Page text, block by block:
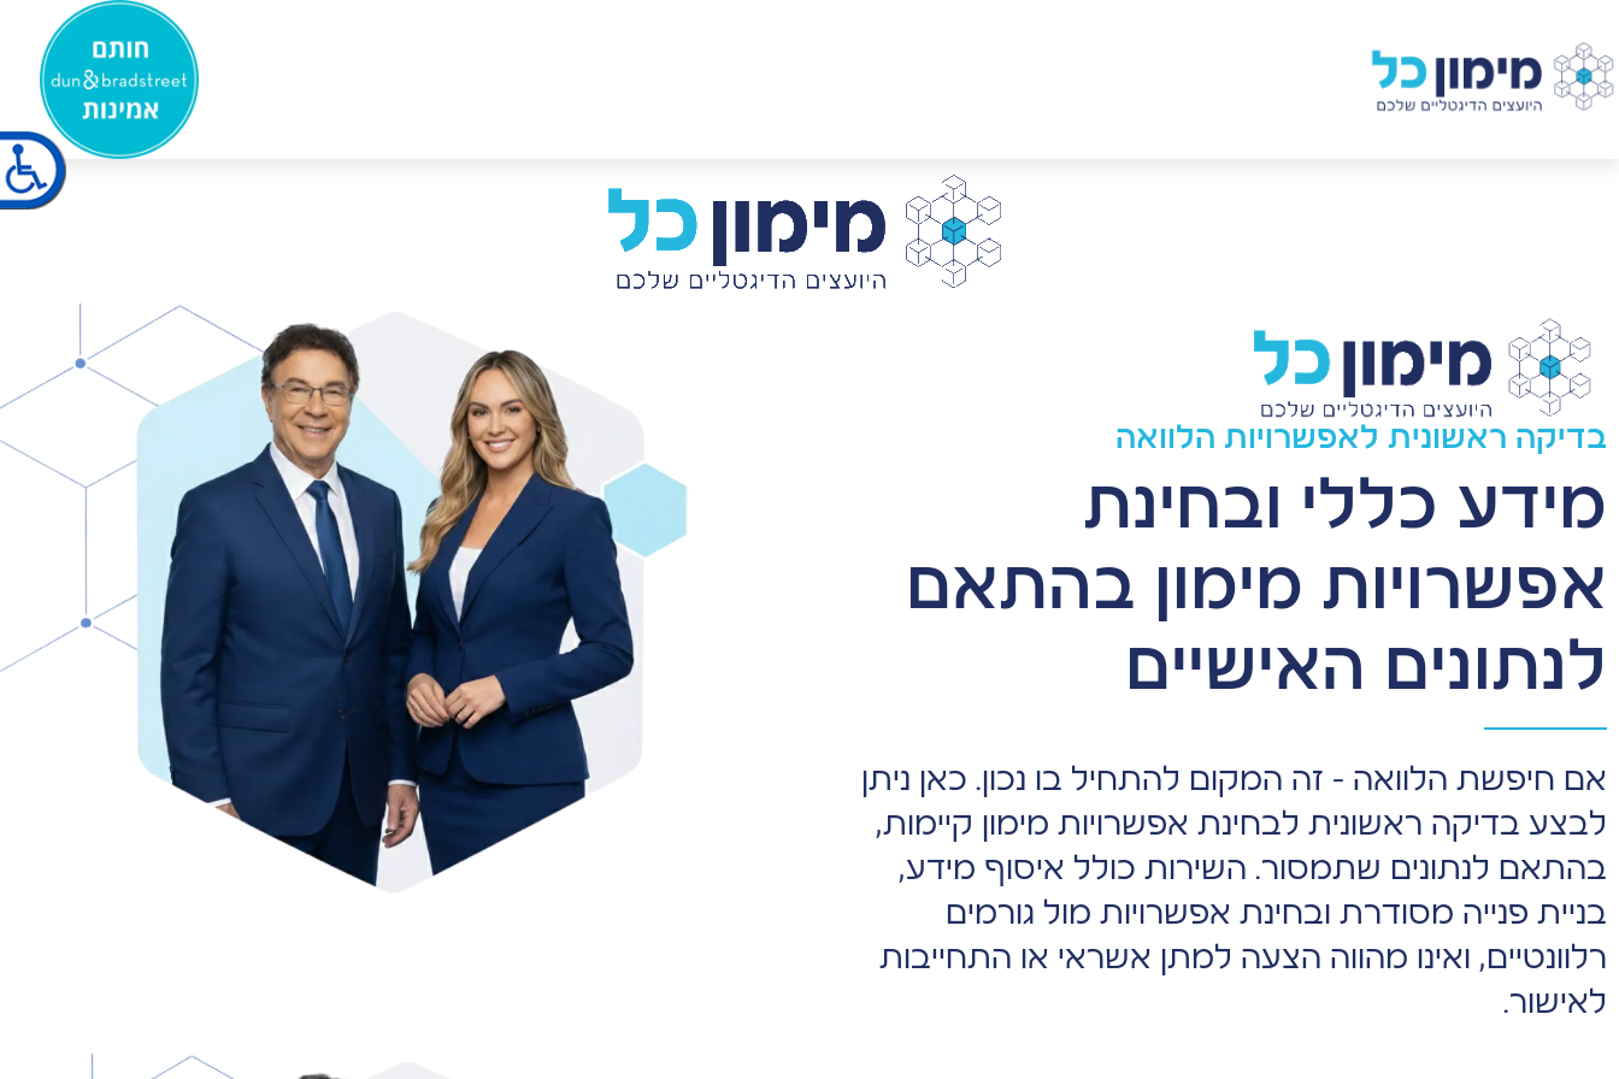
בדיקה ראשונית לאפשרויות הלוואה
מידע כללי ובחינת
אפשרויות מימון בהתאם
לנתונים האישיים
אם חיפשת הלוואה – זה המקום להתחיל בו נכון. כאן ניתן
לבצע בדיקה ראשונית לבחינת אפשרויות מימון קיימות,
בהתאם לנתונים שתמסור. השירות כולל איסוף מידע,
בניית פנייה מסודרת ובחינת אפשרויות מול גורמים
רלוונטיים, ואינו מהווה הצעה למתן אשראי או התחייבות
לאישור.
×